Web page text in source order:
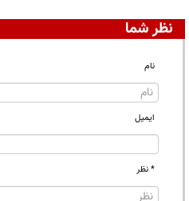
نظر شما
نام
ایمیل
* نظر